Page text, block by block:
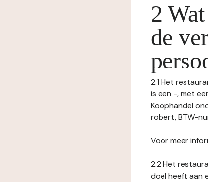
2
de
2.1 Het
is een -, met
Koophandel
robert, BTW-
Voor meer
2.2 Het
doel heeft aan